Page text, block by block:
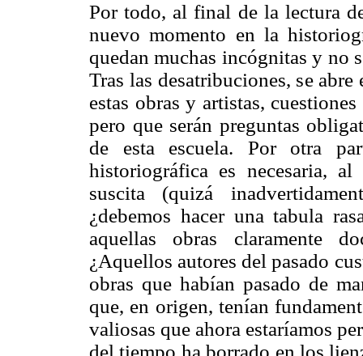
Por todo, al final de la lectura
nuevo momento en la
quedan muchas incógnitas y no
Tras las desatribuciones, se
estas obras y artistas,
pero que serán preguntas
de esta escuela. Por otra
historiográfica es necesaria,
suscita (quizá
¿debemos hacer una tabula
aquellas obras claramente
¿Aquellos autores del pasado
obras que habían pasado de
que, en origen, tenían
valiosas que ahora estaríamos